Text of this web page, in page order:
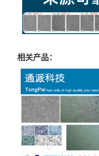
相关产品：